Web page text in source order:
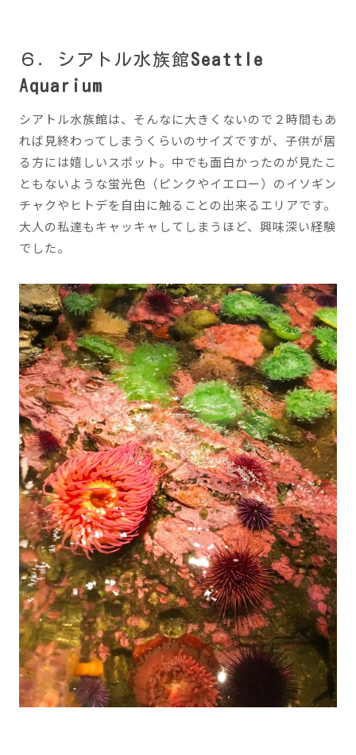
６．シアトル水族館Seattle
Aquarium
シアトル水族館は、そんなに大きくないので２時間もあ
れば見終わってしまうくらいのサイズですが、子供が居
る方には嬉しいスポット。中でも面白かったのが見たこ
ともないような蛍光色（ピンクやイエロー）のイソギン
チャクやヒトデを自由に触ることの出来るエリアです。
大人の私達もキャッキャしてしまうほど、興味深い経験
でした。